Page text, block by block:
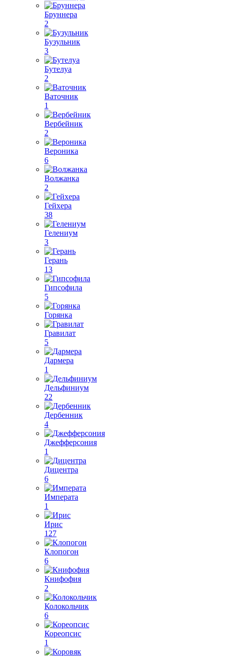
Бруннера
2
Бузульник
3
Бутелуа
2
Ваточник
1
Вербейник
2
Вероника
6
Волжанка
2
Гейхера
38
Гелениум
3
Герань
13
Гипсофила
5
Горянка
Гравилат
5
Дармера
1
Дельфиниум
22
Дербенник
4
Джефферсония
1
Дицентра
6
Императа
1
Ирис
127
Клопогон
6
Книфофия
2
Колокольчик
6
Кореопсис
1